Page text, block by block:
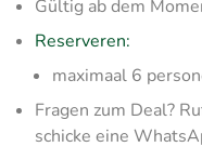
Gültig ab dem
Reserveren:
maximaal 6
Fragen zum Deal?
schicke eine